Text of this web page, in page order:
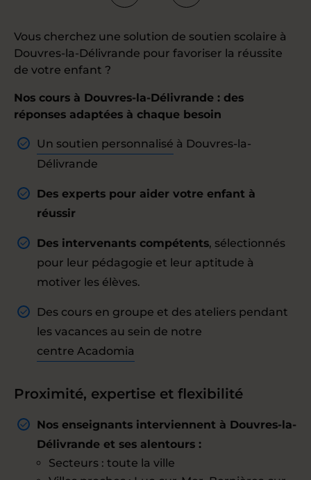
Vous cherchez une solution de soutien scolaire à
Douvres-la-Délivrande pour favoriser la réussite
de votre enfant ?
Nos cours à Douvres-la-Délivrande : des
réponses adaptées à chaque besoin
Un soutien personnalisé à Douvres-la-
Délivrande
Des experts pour aider votre enfant à
réussir
Des intervenants compétents, sélectionnés
pour leur pédagogie et leur aptitude à
motiver les élèves.
Des cours en groupe et des ateliers pendant
les vacances au sein de notre
centre Acadomia
Proximité, expertise et flexibilité
Nos enseignants interviennent à Douvres-la-
Délivrande et ses alentours :
Secteurs : toute la ville